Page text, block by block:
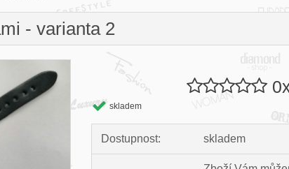
- varianta 2
skladem
Dostupnost: skladem